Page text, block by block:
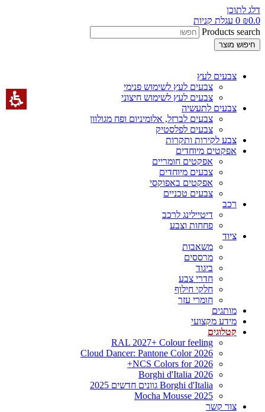
דלג לתוכן
₪0.0
0 עגלת קניות
Products search
חיפוש מוצר
צבעים לעץ
צבעים לעץ לשימוש פנימי
צבעים לעץ לשימוש חיצוני
צבעים לתעשיה
צבעים לברזל, אלומיניום ופח מגולוון
צבעים לפלסטיק
צבע לקירות ותקרות
אפקטים מיוחדים
אפקטים חומריים
צבעים מיוחדים
אפקטים באפוקסי
צבעים טכניים
רכב
דיטיילינג לרכב
פחחות וצבע
ציוד
משאבות
מרססים
ביגוד
חדרי צבע
חלקי חילוף
חומרי עזר
מותגים
מידע מקצועי
קטלוגים
RAL 2027+ Colour feeling
Cloud Dancer: Pantone Color 2026
NCS Colors for 2026+
Borghi d'Italia 2026
Borghi d'Italia גוונים חדשים 2025
Mocha Mousse 2025
צור קשר